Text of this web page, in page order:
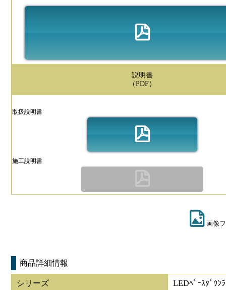
説明書
（PDF）
取扱説明書
施工説明書
画像
商品詳細情報
シリーズ LEDﾍﾞｰｽﾀﾞｳﾝ